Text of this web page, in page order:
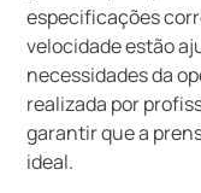
especificações
velocidade estão
necessidades da
realizada por
garantir que a
ideal.